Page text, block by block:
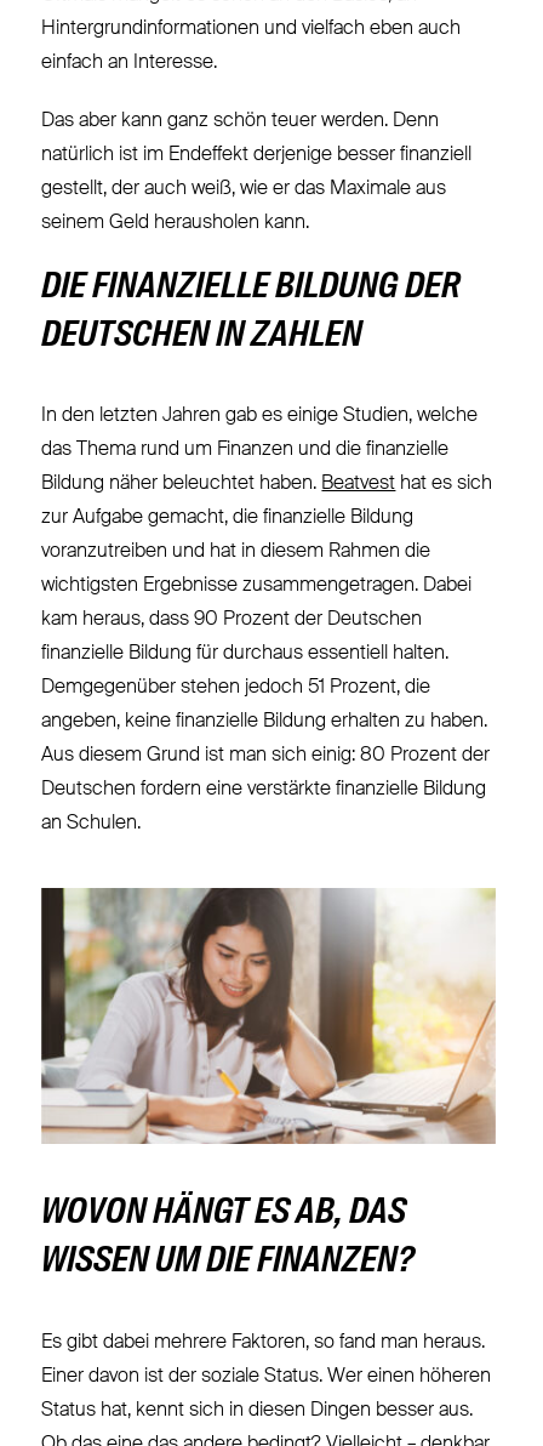
Hintergrundinformationen und vielfach eben auch
einfach an Interesse.
Das aber kann ganz schön teuer werden. Denn
natürlich ist im Endeffekt derjenige besser finanziell
gestellt, der auch weiß, wie er das Maximale aus
seinem Geld herausholen kann.
DIE FINANZIELLE BILDUNG DER
DEUTSCHEN IN ZAHLEN
In den letzten Jahren gab es einige Studien, welche
das Thema rund um Finanzen und die finanzielle
Bildung näher beleuchtet haben. Beatvest hat es sich
zur Aufgabe gemacht, die finanzielle Bildung
voranzutreiben und hat in diesem Rahmen die
wichtigsten Ergebnisse zusammengetragen. Dabei
kam heraus, dass 90 Prozent der Deutschen
finanzielle Bildung für durchaus essentiell halten.
Demgegenüber stehen jedoch 51 Prozent, die
angeben, keine finanzielle Bildung erhalten zu haben.
Aus diesem Grund ist man sich einig: 80 Prozent der
Deutschen fordern eine verstärkte finanzielle Bildung
an Schulen.
WOVON HÄNGT ES AB, DAS
WISSEN UM DIE FINANZEN?
Es gibt dabei mehrere Faktoren, so fand man heraus.
Einer davon ist der soziale Status. Wer einen höheren
Status hat, kennt sich in diesen Dingen besser aus.